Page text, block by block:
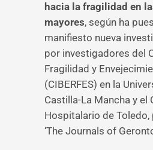
hacia la fragilidad en
mayores, según ha
manifiesto nueva
por investigadores del
Fragilidad y
(CIBERFES) en la
Castilla-La Mancha y el
Hospitalario de Toledo,
‘The Journals of